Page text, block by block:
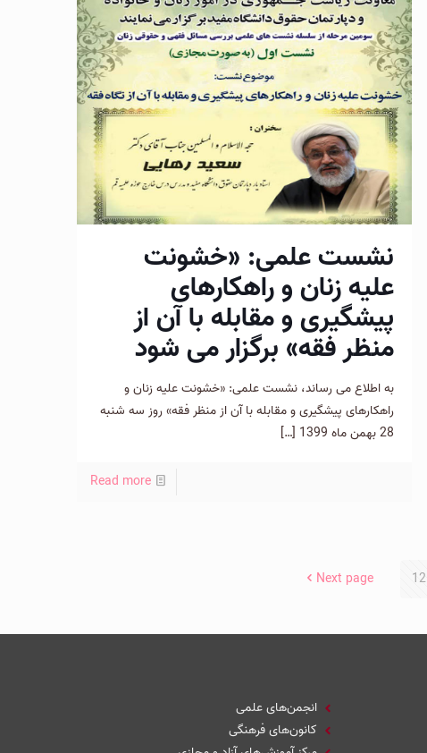
نشست علمی: «خشونت
علیه زنان و راهکارهای
پیشگیری و مقابله با آن از
منظر فقه» برگزار می شود
به اطلاع می رساند، نشست علمی: «خشونت علیه زنان و
راهکارهای پیشگیری و مقابله با آن از منظر فقه» روز سه شنبه
28 بهمن ماه 1399
[…]
Read more
12
Next page
انجمن‌های علمی
کانون‌های فرهنگی